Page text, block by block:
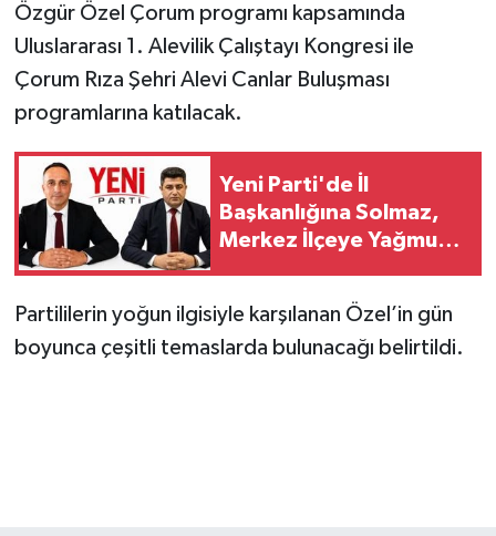
Özgür Özel Çorum programı kapsamında
Uluslararası 1. Alevilik Çalıştayı Kongresi ile
Çorum Rıza Şehri Alevi Canlar Buluşması
programlarına katılacak.
Yeni Parti'de İl
Başkanlığına Solmaz,
Merkez İlçeye Yağmur
Partililerin yoğun ilgisiyle karşılanan Özel’in gün
boyunca çeşitli temaslarda bulunacağı belirtildi.